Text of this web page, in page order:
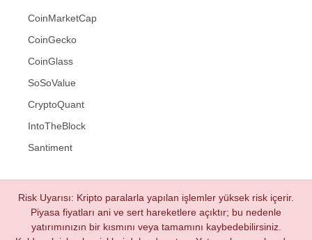
CoinMarketCap
CoinGecko
CoinGlass
SoSoValue
CryptoQuant
IntoTheBlock
Santiment
Risk Uyarısı: Kripto paralarla yapılan işlemler yüksek risk içerir.
Piyasa fiyatları ani ve sert hareketlere açıktır; bu nedenle
yatırımınızın bir kısmını veya tamamını kaybedebilirsiniz.